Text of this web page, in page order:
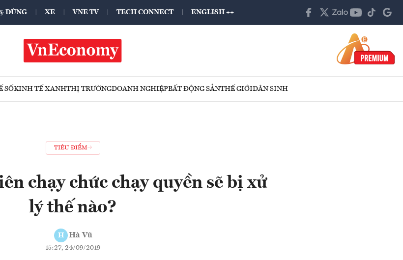
DÙNG XE VNE TV TECH CONNECT ENGLISH ++
SỐKINH TẾ XANHTHỊ TRƯỜNGDOANH NGHIỆPBẤT ĐỘNG SẢNTHẾ GIỚIDÂN SINH
TIÊU ĐIỂM
chạy chức chạy quyền sẽ bị xử
lý thế nào?
H Hà Vũ
15:27, 24/09/2019